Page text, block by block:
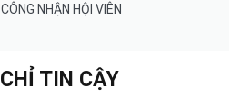
NHẬN HỘI VIÊN
TIN CẬY